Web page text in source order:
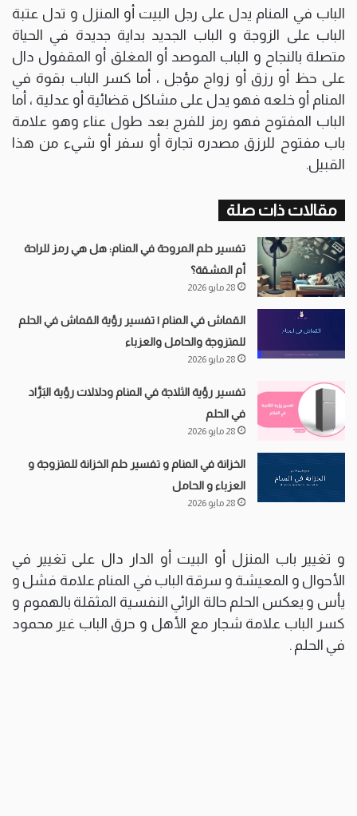
الباب في المنام يدل على رجل البيت أو المنزل و تدل عتبة
الباب على الزوجة و الباب الجديد بداية جديدة في الحياة
متصلة بالنجاح و الباب الموصد أو المغلق أو المقفول دال
على حظ أو رزق أو زواج مؤجل ، أما كسر الباب بقوة في
المنام أو خلعه فهو يدل على مشاكل قضائية أو عدلية ، أما
الباب المفتوح فهو رمز للفرج بعد طول عناء وهو علامة
باب مفتوح للرزق مصدره تجارة أو سفر أو شيء من هذا
القبيل.
مقالات ذات صلة
تفسير حلم المروحة في المنام: هل هي رمز للراحة
أم المشقة؟
28 مايو 2026
القماش في المنام | تفسير رؤية القماش في الحلم
للمتزوجة والحامل والعزباء
28 مايو 2026
تفسير رؤية الثلاجة في المنام ودلالات رؤية البَرَّاد
في الحلم
28 مايو 2026
الخزانة في المنام و تفسير حلم الخزانة للمتزوجة و
العزباء و الحامل
28 مايو 2026
و تغيير باب المنزل أو البيت أو الدار دال على تغيير في
الأحوال و المعيشة و سرقة الباب في المنام علامة فشل و
يأس و يعكس الحلم حالة الرائي النفسية المثقلة بالهموم و
كسر الباب علامة شجار مع الأهل و حرق الباب غير محمود
في الحلم .